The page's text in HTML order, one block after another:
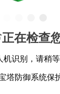
在检查
机识别，请稍
塔防御系统保